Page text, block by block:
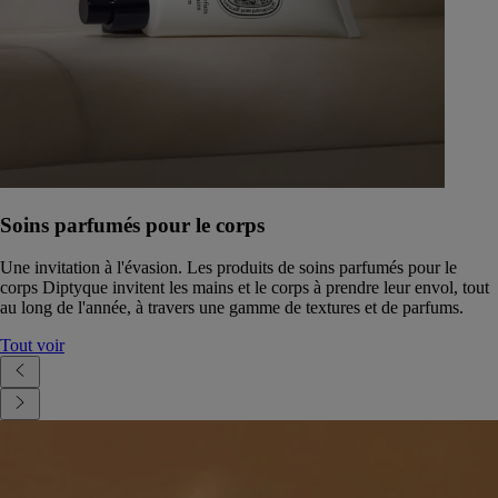
Soins parfumés pour le corps
Une invitation à l'évasion. Les produits de soins parfumés pour le
corps Diptyque invitent les mains et le corps à prendre leur envol, tout
au long de l'année, à travers une gamme de textures et de parfums.
Tout voir